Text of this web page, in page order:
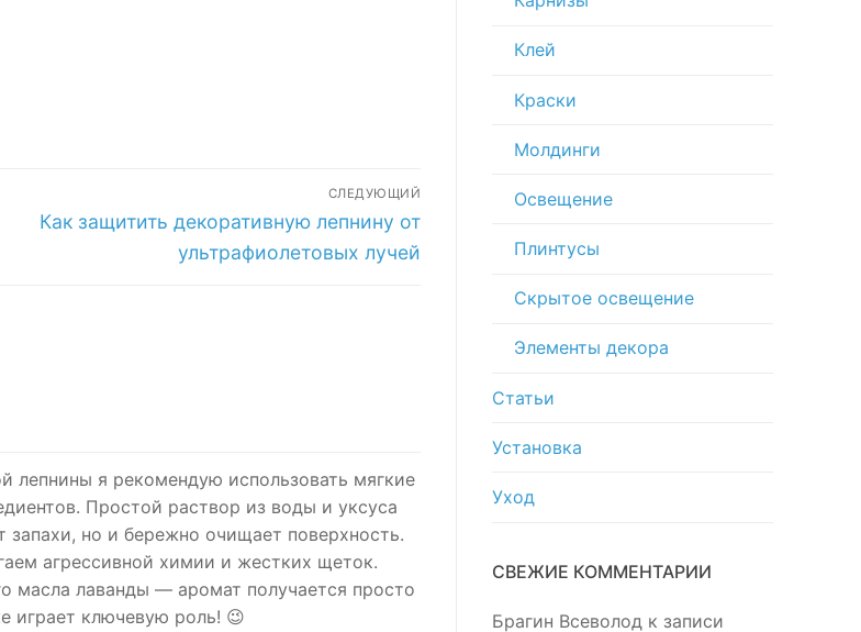
СЛЕДУЮЩИЙ
Следующая
Как защитить декоративную лепнину от
ультрафиолетовых лучей
лепнины я рекомендую использовать мягкие
Простой раствор из воды и уксуса
запахи, но и бережно очищает поверхность.
агрессивной химии и жестких щеток.
масла лаванды — аромат получается просто
играет ключевую роль! 😉
Клей
Краски
Молдинги
Освещение
Плинтусы
Скрытое освещение
Элементы декора
Статьи
Установка
Уход
СВЕЖИЕ КОММЕНТАРИИ
Брагин Всеволод к записи